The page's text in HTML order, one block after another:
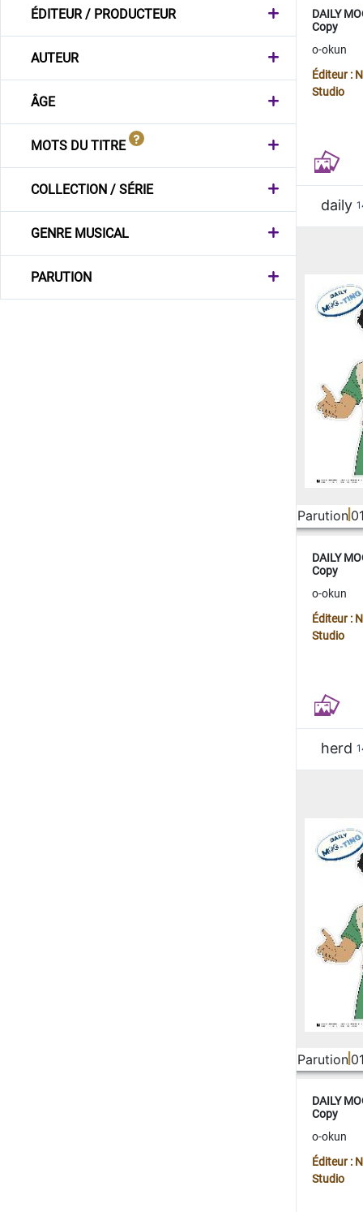
ÉDITEUR / PRODUCTEUR
AUTEUR
ÂGE
MOTS DU TITRE
COLLECTION / SÉRIE
GENRE MUSICAL
PARUTION
DAILY
Copy
o-okun
Éditeur :
Studio
daily
Parution
DAILY
Copy
o-okun
Éditeur :
Studio
herd
Parution
DAILY
Copy
o-okun
Éditeur :
Studio